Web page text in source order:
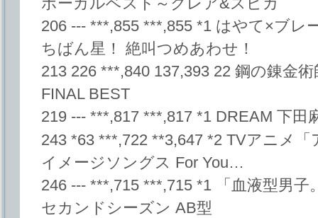
206 --- ***,855 ***,855 *1 はやて×ブレ
ちばん星！ 絶叫つめあわせ！
213 226 ***,840 137,393 22 鋼の錬金
FINAL BEST
219 --- ***,817 ***,817 *1 DREAM 下田
243 *63 ***,722 **3,647 *2 TVアニメ
イメージソングス For You…
246 --- ***,715 ***,715 *1 「血液型男
セカンドシーズン AB型